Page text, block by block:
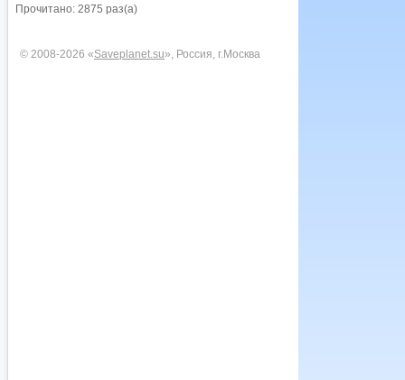
Прочитано: 2875 раз(а)
© 2008-2026 «Saveplanet.su», Россия, г.Москва